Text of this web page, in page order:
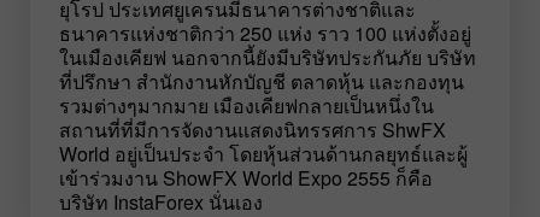
ยุโรป ประเทศยูเครนมีธนาคารต่างชาติและ
ธนาคารแห่งชาติกว่า 250 แห่ง ราว 100 แห่งตั้งอยู่
ในเมืองเคียฟ นอกจากนี้ยังมีบริษัทประกันภัย บริษัท
ที่ปรึกษา สำนักงานหักบัญชี ตลาดหุ้น และกองทุน
รวมต่างๆมากมาย เมืองเคียฟกลายเป็นหนึ่งใน
สถานที่ที่มีการจัดงานแสดงนิทรรศการ ShwFX
World อยู่เป็นประจำ โดยหุ้นส่วนด้านกลยุทธ์และผู้
เข้าร่วมงาน ShowFX World Expo 2555 ก็คือ
บริษัท InstaForex นั่นเอง